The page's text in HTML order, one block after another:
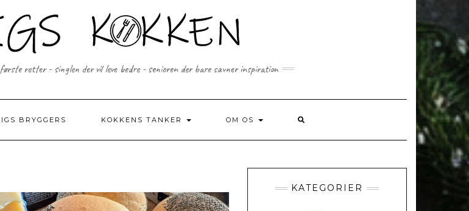
retter - singlen der vil leve bedre - senioren der bare savner inspiration
BRYGGERS KOKKENS TANKER OM OS
KATEGORIER